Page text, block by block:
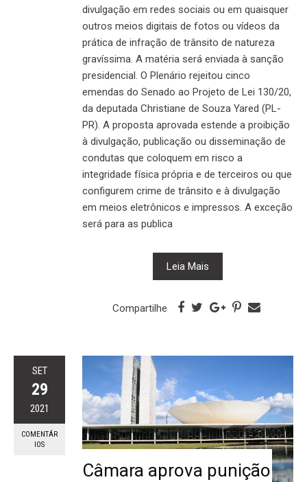
divulgação em redes sociais ou em quaisquer
outros meios digitais de fotos ou vídeos da
prática de infração de trânsito de natureza
gravíssima. A matéria será enviada à sanção
presidencial. O Plenário rejeitou cinco
emendas do Senado ao Projeto de Lei 130/20,
da deputada Christiane de Souza Yared (PL-
PR). A proposta aprovada estende a proibição
à divulgação, publicação ou disseminação de
condutas que coloquem em risco a
integridade física própria e de terceiros ou que
configurem crime de trânsito e à divulgação
em meios eletrônicos e impressos. A exceção
será para as publica
Leia Mais
Compartilhe
SET
29
2021
COMENTÁR
IOS
Câmara aprova punição